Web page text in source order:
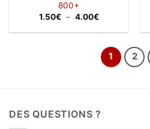
800+
1.50€ – 4.00€Plage
prix :
4.00€
1 2
DES QUESTIONS ?